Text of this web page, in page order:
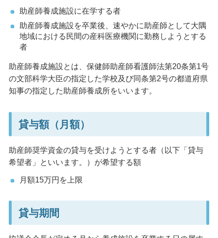
助産師養成施設に在学する者
助産師養成施設を卒業後、速やかに助産師として大隅
地域における民間の産科医療機関に勤務しようとする
者
助産師養成施設とは、保健師助産師看護師法第20条第1号
の文部科学大臣の指定した学校及び同条第2号の都道府県
知事の指定した助産師養成所をいいます。
貸与額（月額）
助産師奨学資金の貸与を受けようとする者（以下「貸与
希望者」といいます。）が希望する額
月額15万円を上限
貸与期間